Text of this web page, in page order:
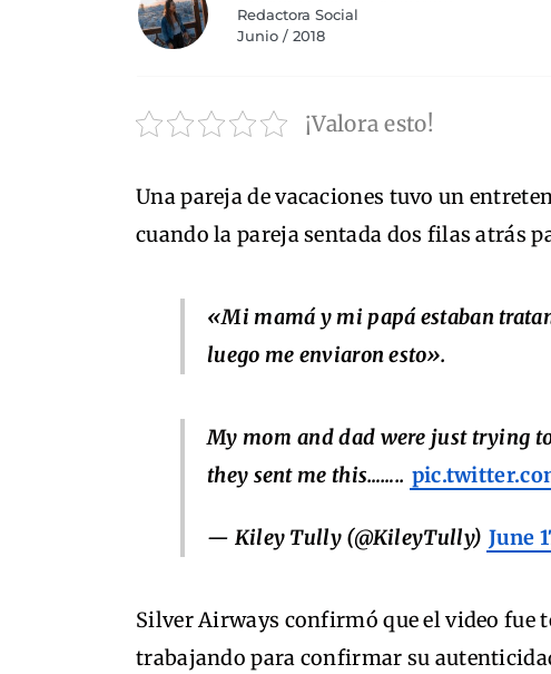
Redactora Social
Junio / 2018
¡Valora esto!
Una pareja de vacaciones tuvo un
cuando la pareja sentada dos filas atrás
«Mi mamá y mi papá estaban
luego me enviaron esto».
My mom and dad were just trying
they sent me this……..
— Kiley Tully (@KileyTully) June
Silver Airways confirmó que el video fue
trabajando para confirmar su